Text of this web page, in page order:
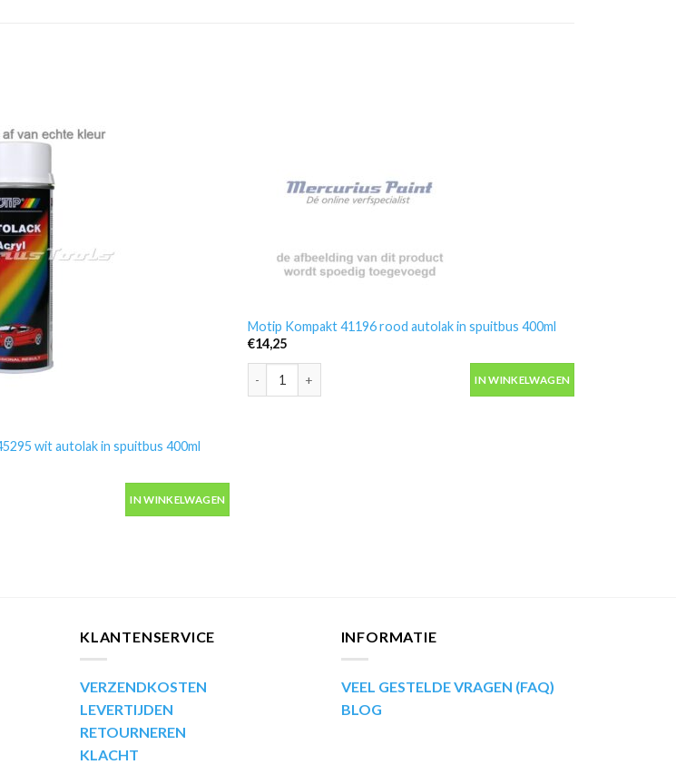
wit autolak in spuitbus 400ml
wit autolak in spuitbus 400ml aantal
IN WINKELWAGEN
Motip Kompakt 41196 rood autolak in spuitbus 400ml
€14,25
Motip Kompakt 41196 rood autolak in spuitbus 400ml aantal
IN WINKELWAGEN
KLANTENSERVICE
VERZENDKOSTEN
LEVERTIJDEN
RETOURNEREN
KLACHT
INFORMATIE
VEEL GESTELDE VRAGEN (FAQ)
BLOG